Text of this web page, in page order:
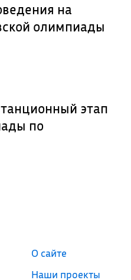
на
олимпиады
этап
по
О сайте
Наши проекты